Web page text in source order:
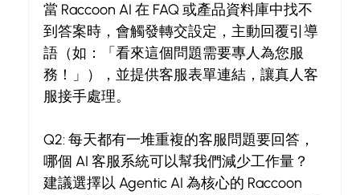
當 Raccoon AI 在 FAQ 或產品資料庫中找不
到答案時，會觸發轉交設定，主動回覆引導
語（如：「看來這個問題需要專人為您服
務！」），並提供客服表單連結，讓真人客
服接手處理。
Q2: 每天都有一堆重複的客服問題要回答，
哪個 AI 客服系統可以幫我們減少工作量？
建議選擇以 Agentic AI 為核心的 Raccoon